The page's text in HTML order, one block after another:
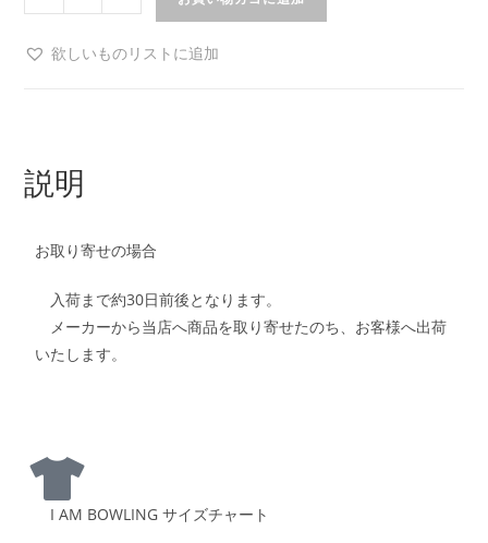
欲しいものリストに追加
説明
お取り寄せの場合
入荷まで約30日前後となります。
メーカーから当店へ商品を取り寄せたのち、お客様へ出荷
いたします。
I AM BOWLING サイズチャート